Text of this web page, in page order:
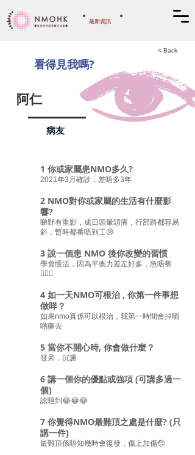
​最新資訊
看得見我嗎?
< Back
1 你或家屬患NMO多久?
2021年3月確診，差唔多3年
2 NMO對你或家屬的生活有什麼影
響?
睇野有重影，成日頭暈頭痛，行部路都容易
斜，暫時都番唔到工😢
3 說一個患 NMO 後你改變的習慣
學會慢活，因為平衡力差左好多，急唔黎
🚶🏻‍♂️
4 如一天NMO可根治 , 你第一件事想
做咩？
如果nmo真係可以根治，我第一時間會掉晒
啲藥去
5 當你不開心時, 你會做什麼？
發呆，沉澱
6 講一個你的優點或強項 (可講多過一
個)
諗唔到😂😂😂
7 你覺得NMO最難頂之處是什麼? (只
講一件)
最難頂係唔知幾時會復發，傷上加傷🤕
阿仁
病友